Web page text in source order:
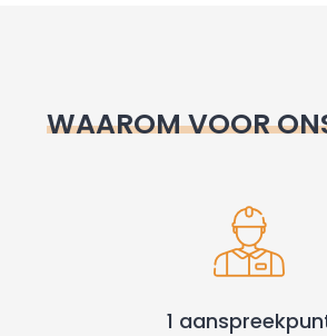
WAAROM VOOR
1